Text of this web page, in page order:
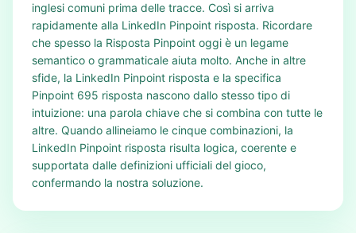
inglesi comuni prima delle tracce. Così si arriva
rapidamente alla LinkedIn Pinpoint risposta. Ricordare
che spesso la Risposta Pinpoint oggi è un legame
semantico o grammaticale aiuta molto. Anche in altre
sfide, la LinkedIn Pinpoint risposta e la specifica
Pinpoint 695 risposta nascono dallo stesso tipo di
intuizione: una parola chiave che si combina con tutte le
altre. Quando allineiamo le cinque combinazioni, la
LinkedIn Pinpoint risposta risulta logica, coerente e
supportata dalle definizioni ufficiali del gioco,
confermando la nostra soluzione.